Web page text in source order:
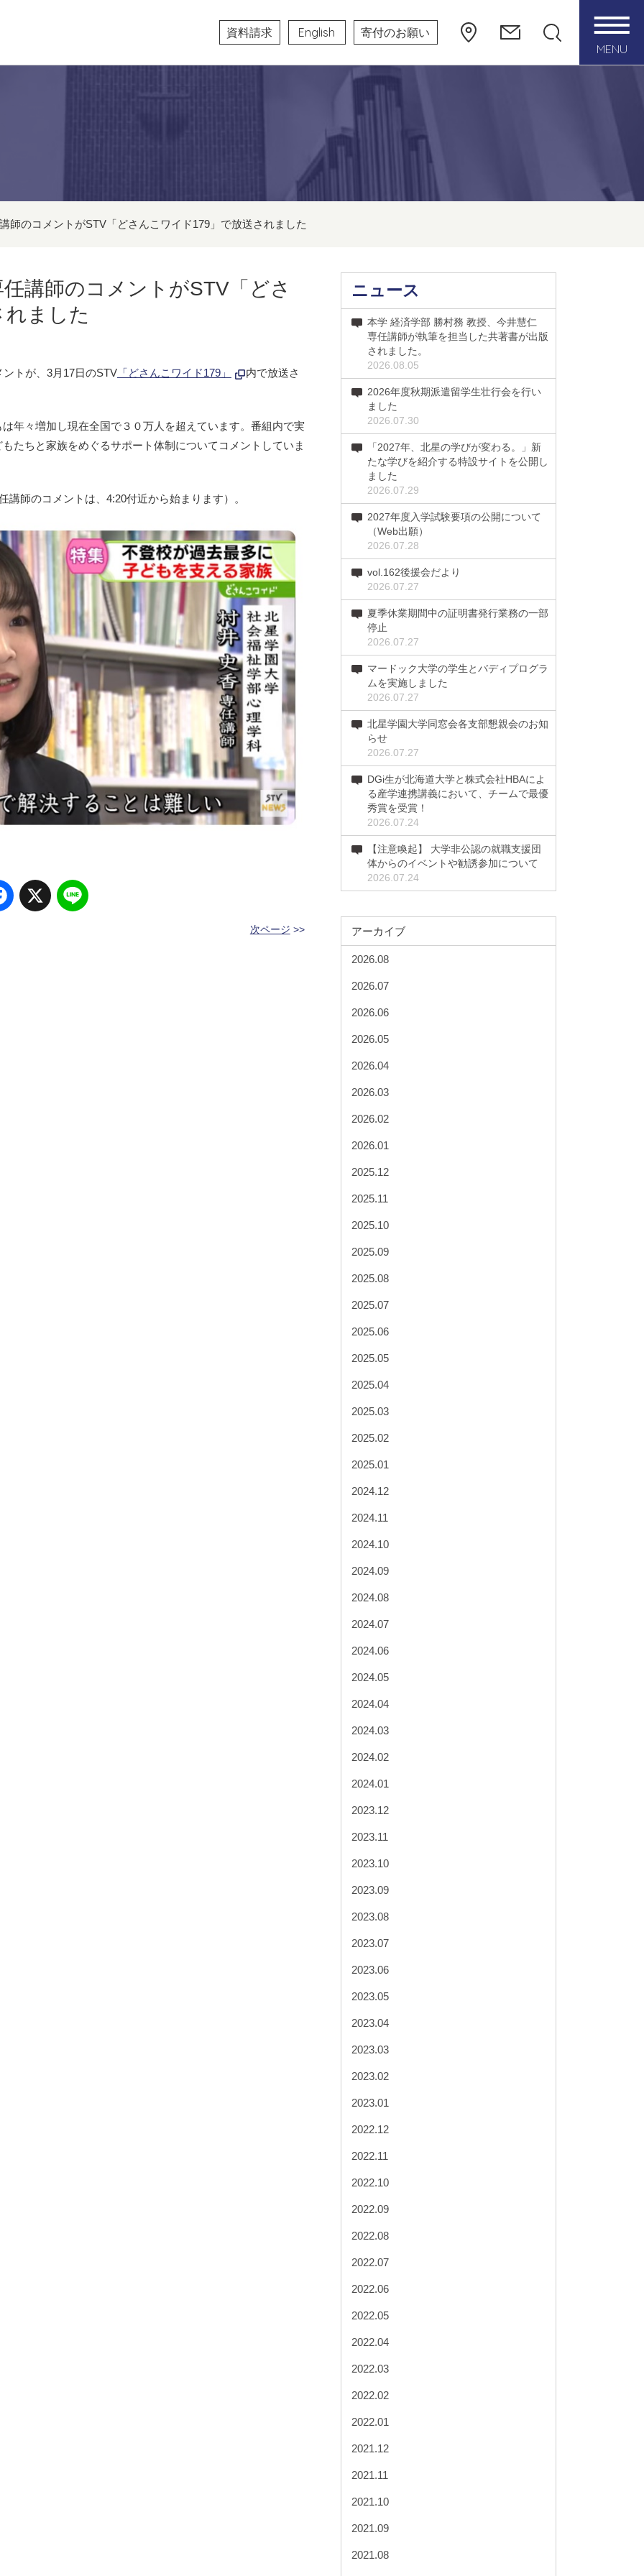
資料請求 English
寄付のお願い
MENU
師のコメントがSTV「どさんこワイド179」で放送されました
講師のコメントがSTV「どさ
ました
トが、3月17日のSTV 「どさんこワイド179」
内で放送さ
年々増加し現在全国で３０万人を超えています。番組内で実
たちと家族をめぐるサポート体制についてコメントしていま
講師のコメントは、4:20付近から始まります）。
Facebook
X
>>
次ページ
ニュース
本学 経済学部 勝村務 教授、今井慧仁
専任講師が執筆を担当した共著書が出版
されました。
2026.08.05
2026年度秋期派遣留学生壮行会を行い
ました
2026.07.30
「2027年、北星の学びが変わる。」新
たな学びを紹介する特設サイトを公開し
ました
2026.07.29
2027年度入学試験要項の公開について
（Web出願）
2026.07.28
vol.162後援会だより
2026.07.27
夏季休業期間中の証明書発行業務の一部
停止
2026.07.27
マードック大学の学生とバディプログラ
ムを実施しました
2026.07.27
北星学園大学同窓会各支部懇親会のお知
らせ
2026.07.27
DGi生が北海道大学と株式会社HBAによ
る産学連携講義において、チームで最優
秀賞を受賞！
2026.07.24
【注意喚起】 大学非公認の就職支援団
体からのイベントや勧誘参加について
2026.07.24
アーカイブ
2026.08
2026.07
2026.06
2026.05
2026.04
2026.03
2026.02
2026.01
2025.12
2025.11
2025.10
2025.09
2025.08
2025.07
2025.06
2025.05
2025.04
2025.03
2025.02
2025.01
2024.12
2024.11
2024.10
2024.09
2024.08
2024.07
2024.06
2024.05
2024.04
2024.03
2024.02
2024.01
2023.12
2023.11
2023.10
2023.09
2023.08
2023.07
2023.06
2023.05
2023.04
2023.03
2023.02
2023.01
2022.12
2022.11
2022.10
2022.09
2022.08
2022.07
2022.06
2022.05
2022.04
2022.03
2022.02
2022.01
2021.12
2021.11
2021.10
2021.09
2021.08